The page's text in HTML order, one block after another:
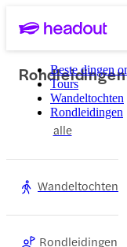
Beste dingen
Tours
Wandeltochten
Rondleidingen
alle
Wandeltochten
Rondleidingen